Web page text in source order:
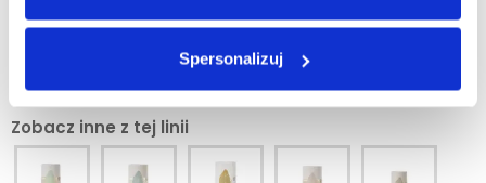
Spersonalizuj
DODAJ DO KOSZYKA
Zobacz inne z tej linii